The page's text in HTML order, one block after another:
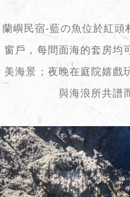
蘭嶼民宿-藍の魚位於紅頭
窗戶，每間面海的套房均
美海景；夜晚在庭院嬉戲
與海浪所共譜